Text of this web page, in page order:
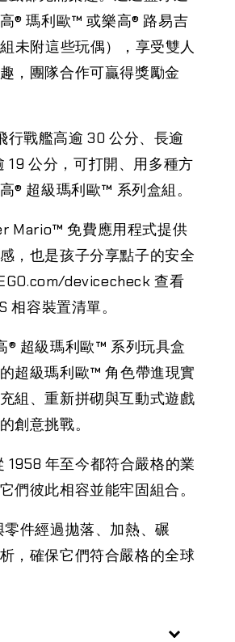
® 瑪利歐™ 或樂高® 路易吉
未附這些玩偶），享受雙人
，團隊合作可贏得獎勵金
行戰艦高逾 30 公分、長逾
19 公分，可打開、用多種方
® 超級瑪利歐™ 系列盒組。
Mario™ 免費應用程式提供
，也是孩子分享點子的安全
devicecheck 查看
相容裝置清單。
® 超級瑪利歐™ 系列玩具盒
超級瑪利歐™ 角色帶進現實
組、重新拼砌與互動式遊戲
創意挑戰。
1958 年至今都符合嚴格的業
們彼此相容並能牢固組合。
件經過拋落、加熱、碾
，確保它們符合嚴格的全球